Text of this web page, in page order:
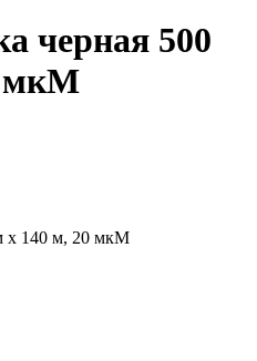
черная 500
мкМ
х 140 м, 20 мкМ